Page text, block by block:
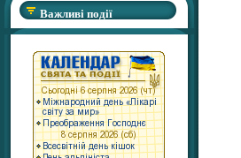
Важливі події